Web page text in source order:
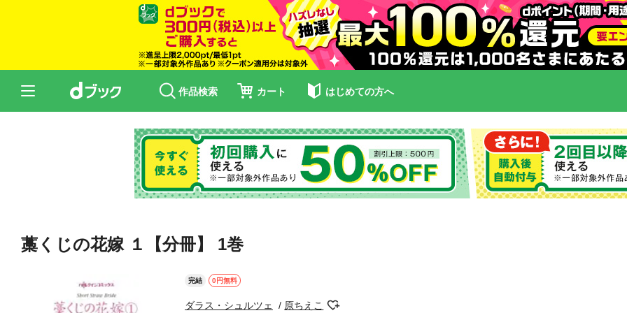
作品検索 カート はじめての方へ
藁くじの花嫁 １【分冊】 1巻
完結 0円無料
ダラス・シュルツェ 原ちえこ